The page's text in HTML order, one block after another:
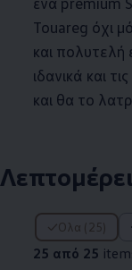
Touareg όχι
και πολυτελή
ιδανικά και
και θα το
Όλα (25)
25 από 25 items
25 από 25